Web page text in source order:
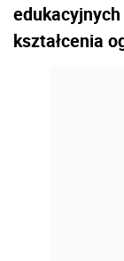
kształcenia